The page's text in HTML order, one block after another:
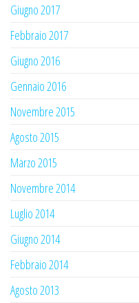
Giugno 2017
Febbraio 2017
Giugno 2016
Gennaio 2016
Novembre 2015
Agosto 2015
Marzo 2015
Novembre 2014
Luglio 2014
Giugno 2014
Febbraio 2014
Agosto 2013